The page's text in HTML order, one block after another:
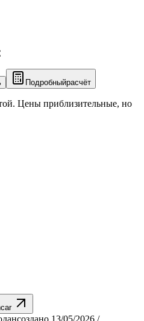
Подробныйрасчёт
Цены приблизительные, но